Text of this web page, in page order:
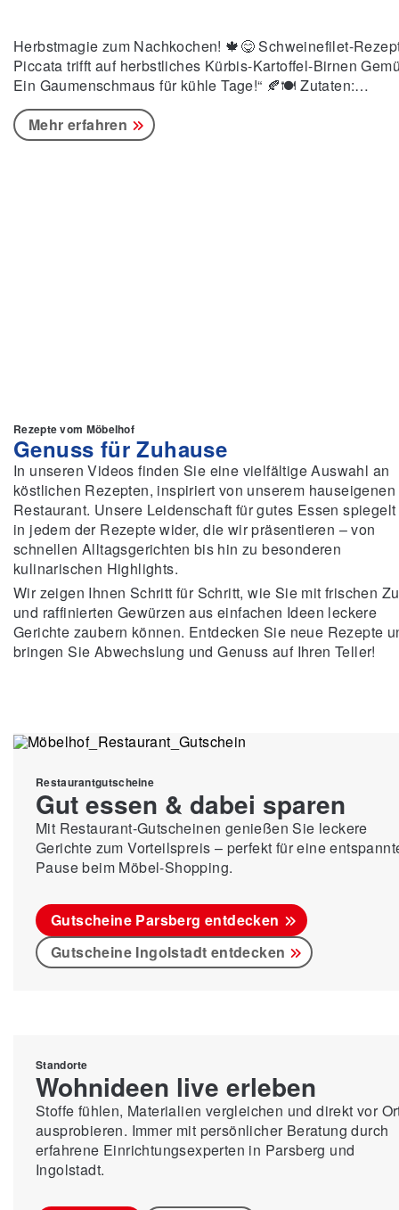
Herbstmagie zum Nachkochen! 🍁😋 Schweinefilet-
Piccata trifft auf herbstliches Kürbis-Kartoffel-Birnen
Ein Gaumenschmaus für kühle Tage!“ 🍂🍽️ Zutaten:
Schweinefilet Birne oder Quitte Zwiebel Ingwer Hokkaido-
Kürbis Eier Parmesan Streukäse Petersilie Mehl
Margarine Salz, Pfeffer, Chili Zubereitung: Die Silberhaut
Mehr erfahren
Rezepte vom Möbelhof
Genuss für Zuhause
In unseren Videos finden Sie eine vielfältige Auswahl an
köstlichen Rezepten, inspiriert von unserem hauseigenen
Restaurant. Unsere Leidenschaft für gutes Essen
in jedem der Rezepte wider, die wir präsentieren – von
schnellen Alltagsgerichten bis hin zu besonderen
kulinarischen Highlights.
Wir zeigen Ihnen Schritt für Schritt, wie Sie mit frischen
und raffinierten Gewürzen aus einfachen Ideen leckere
Gerichte zaubern können. Entdecken Sie neue Rezepte
bringen Sie Abwechslung und Genuss auf Ihren Teller!
Restaurantgutscheine
Gut essen & dabei sparen
Mit Restaurant-Gutscheinen genießen Sie leckere
Gerichte zum Vorteilspreis – perfekt für eine
Pause beim Möbel-Shopping.
Gutscheine Parsberg entdecken
Gutscheine Ingolstadt entdecken
Standorte
Wohnideen live erleben
Stoffe fühlen, Materialien vergleichen und direkt vor
ausprobieren. Immer mit persönlicher Beratung durch
erfahrene Einrichtungsexperten in Parsberg und
Ingolstadt.